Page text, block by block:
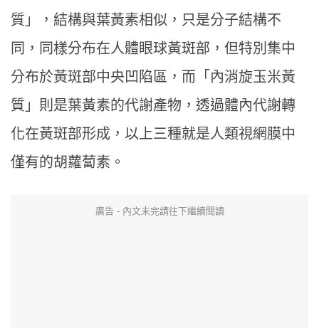
質」，結構與葉黃素相似，只是分子結構不
同，同樣分布在人體眼球黃斑部，但特別集中
分布於黃斑部中央凹陷區，而「內消旋玉米黃
質」則是葉黃素的代謝產物，透過體內代謝轉
化在黃斑部形成，以上三種就是人類視網膜中
僅有的胡蘿蔔素。
廣告 - 內文未完請往下繼續閱讀